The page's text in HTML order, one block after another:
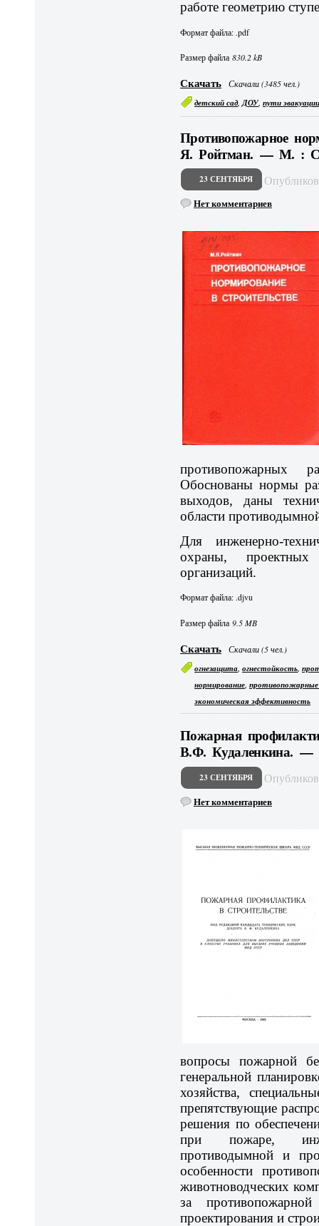
работе геометрию
Формат файла: .pdf
Размер файла830.2 kB
Скачать Скачали (3485 чел.)
детский сад,ДОУ,пути
Противопожарное
Я. Ройтман. — М. :
23 СЕНТЯБРЯ
Нет комментариев
противопожарных
Обоснованы нормы
выходов, даны
области
Для инженерно-
охраны, проектных
организаций.
Формат файла: .djvu
Размер файла9.5 MB
Скачать Скачали (5 чел.)
огнезащита,огнестойкость,
нормирование,противопожарные
экономическая эффективность
Пожарная
В.Ф. Кудаленкина.
23 СЕНТЯБРЯ
Нет комментариев
вопросы пожарной
генеральной
хозяйства,
препятствующие
решения по
при пожаре,
противодымной и
особенности
животноводческих
за
проектирования и